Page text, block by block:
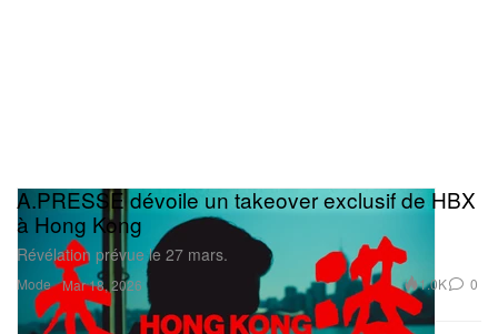
Mode
A.PRESSE dévoile un takeover exclusif de HBX
à Hong Kong
Révélation prévue le 27 mars.
Mar 18, 2026 1.0K 0